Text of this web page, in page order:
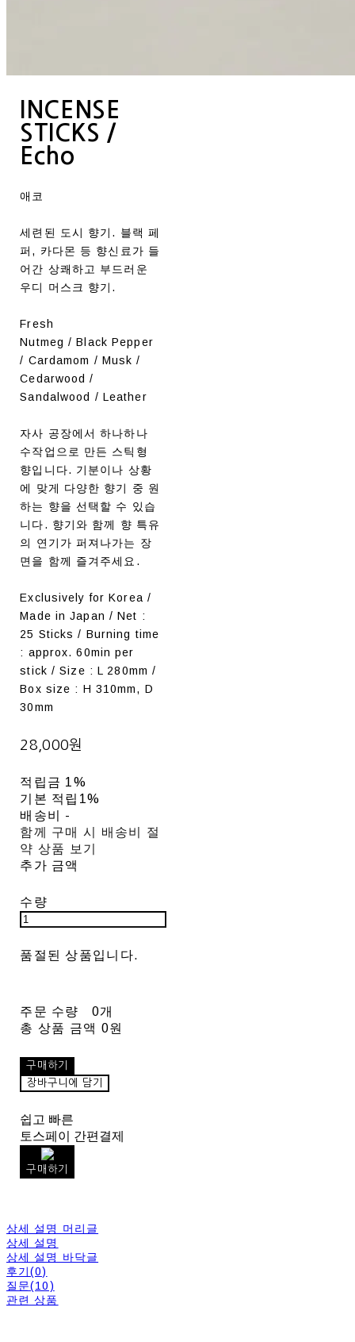
INCENSE
STICKS /
Echo
애코
세련된 도시 향기. 블랙 페
퍼, 카다몬 등 향신료가 들
어간 상쾌하고 부드러운
우디 머스크 향기.
Fresh
Nutmeg / Black Pepper
/ Cardamom / Musk /
Cedarwood /
Sandalwood / Leather
자사 공장에서 하나하나
수작업으로 만든 스틱형
향입니다. 기분이나 상황
에 맞게 다양한 향기 중 원
하는 향을 선택할 수 있습
니다. 향기와 함께 향 특유
의 연기가 퍼져나가는 장
면을 함께 즐겨주세요.
Exclusively for Korea /
Made in Japan / Net :
25 Sticks / Burning time
: approx. 60min per
stick / Size : L 280mm /
Box size : H 310mm, D
30mm
28,000원
적립금 1%
기본 적립 1%
배송비 -
함께 구매 시 배송비 절
약 상품 보기
추가 금액
수량
품절된 상품입니다.
주문 수량
0개
총 상품 금액 0원
구매하기
장바구니에 담기
쉽고 빠른
토스페이 간편결제
구매하기
상세 설명 머리글
상세 설명
상세 설명 바닥글
후기(0)
질문(10)
관련 상품